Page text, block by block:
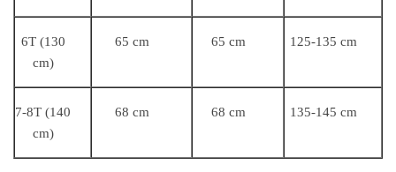
6T (130
cm)
65 cm 65 cm 125-135 cm
7-8T (140
cm)
68 cm 68 cm 135-145 cm